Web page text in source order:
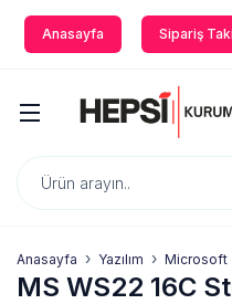
Anasayfa Sipariş
Anasayfa Yazılım Microsoft
MS WS22 16C